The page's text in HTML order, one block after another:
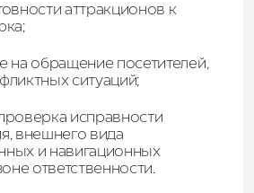
аттракционов к
на обращение посетителей,
ситуаций;
исправности
внешнего вида
и навигационных
ответственности.